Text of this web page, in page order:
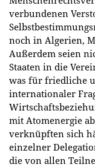
verbundenen
noch in Algerien,
Außerdem seien
Staaten in die
was für friedliche
internationaler
mit Atomenergie
verknüpften sich
einzelner
die von allen